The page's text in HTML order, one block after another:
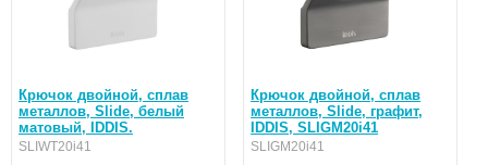
Крючок двойной, сплав
металлов, Slide, белый
матовый, IDDIS.
SLIWT20i41
Крючок двойной, сплав
металлов, Slide, графит,
IDDIS, SLIGM20i41
SLIGM20i41